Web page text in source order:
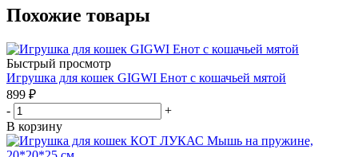
Похожие товары
Быстрый просмотр
Игрушка для кошек GIGWI Енот с кошачьей мятой
899 ₽
-
+
В корзину